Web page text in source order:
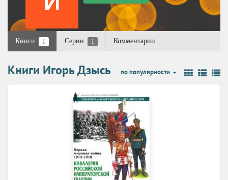
Книги 1 Серии 1 Комментарии
Книги Игорь Дзысь по популярности